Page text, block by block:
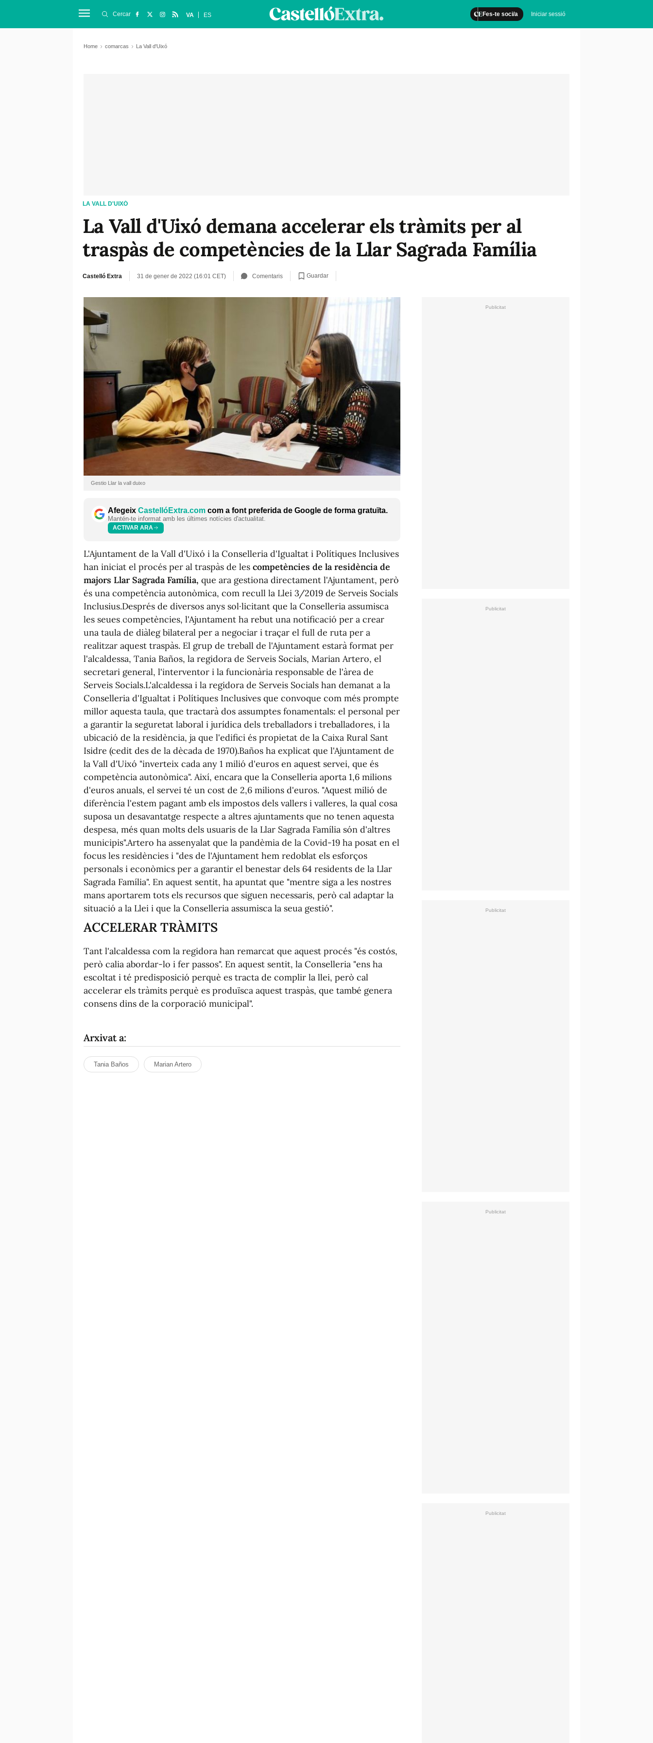
Fes-te soci/a Iniciar sessió
Cercar VA ES
Home comarcas La Vall d'Uixó
LA VALL D'UIXÓ
La Vall d'Uixó demana accelerar els tràmits per al
traspàs de competències de la Llar Sagrada Família
Castelló Extra 31 de gener de 2022 (16:01 CET) Comentaris Guardar
Gestio Llar la vall duixo
Afegeix CastellóExtra.com com a font preferida de Google de forma gratuïta.
Mantén-te informat amb les últimes notícies d'actualitat.
ACTIVAR ARA
L'Ajuntament de la Vall d'Uixó i la Conselleria d'Igualtat i Polítiques Inclusives
han iniciat el procés per al traspàs de les competències de la residència de
majors Llar Sagrada Família, que ara gestiona directament l'Ajuntament, però
és una competència autonòmica, com recull la Llei 3/2019 de Serveis Socials
Inclusius.Després de diversos anys sol·licitant que la Conselleria assumisca
les seues competències, l'Ajuntament ha rebut una notificació per a crear
una taula de diàleg bilateral per a negociar i traçar el full de ruta per a
realitzar aquest traspàs. El grup de treball de l'Ajuntament estarà format per
l'alcaldessa, Tania Baños, la regidora de Serveis Socials, Marian Artero, el
secretari general, l'interventor i la funcionària responsable de l'àrea de
Serveis Socials.L'alcaldessa i la regidora de Serveis Socials han demanat a la
Conselleria d'Igualtat i Polítiques Inclusives que convoque com més prompte
millor aquesta taula, que tractarà dos assumptes fonamentals: el personal per
a garantir la seguretat laboral i jurídica dels treballadors i treballadores, i la
ubicació de la residència, ja que l'edifici és propietat de la Caixa Rural Sant
Isidre (cedit des de la dècada de 1970).Baños ha explicat que l'Ajuntament de
la Vall d'Uixó "inverteix cada any 1 milió d'euros en aquest servei, que és
competència autonòmica". Així, encara que la Conselleria aporta 1,6 milions
d'euros anuals, el servei té un cost de 2,6 milions d'euros. "Aquest milió de
diferència l'estem pagant amb els impostos dels vallers i valleres, la qual cosa
suposa un desavantatge respecte a altres ajuntaments que no tenen aquesta
despesa, més quan molts dels usuaris de la Llar Sagrada Família són d'altres
municipis".Artero ha assenyalat que la pandèmia de la Covid-19 ha posat en el
focus les residències i "des de l'Ajuntament hem redoblat els esforços
personals i econòmics per a garantir el benestar dels 64 residents de la Llar
Sagrada Família". En aquest sentit, ha apuntat que "mentre siga a les nostres
mans aportarem tots els recursos que siguen necessaris, però cal adaptar la
situació a la Llei i que la Conselleria assumisca la seua gestió".
ACCELERAR TRÀMITS
Tant l'alcaldessa com la regidora han remarcat que aquest procés "és costós,
però calia abordar-lo i fer passos". En aquest sentit, la Conselleria "ens ha
escoltat i té predisposició perquè es tracta de complir la llei, però cal
accelerar els tràmits perquè es produïsca aquest traspàs, que també genera
consens dins de la corporació municipal".
Arxivat a:
Tania Baños Marian Artero